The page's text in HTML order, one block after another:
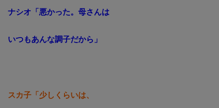
ナシオ「悪かった。母さんは
いつもあんな調子だから」
スカ子「少しくらいは、